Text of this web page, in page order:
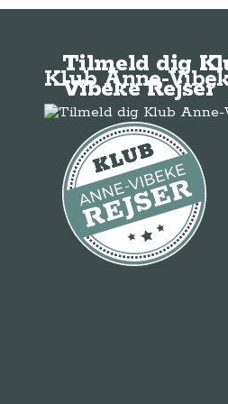
Klub Anne-
Tilmeld dig
Vibeke Rejser